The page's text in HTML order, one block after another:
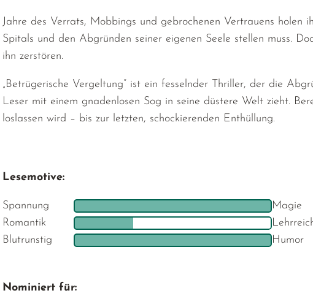
Jahre des Verrats, Mobbings und gebrochenen Vertrauens holen
Spitals und den Abgründen seiner eigenen Seele stellen muss.
ihn zerstören.
„Betrügerische Vergeltung“ ist ein fesselnder Thriller, der die
Leser mit einem gnadenlosen Sog in seine düstere Welt zieht.
loslassen wird – bis zur letzten, schockierenden Enthüllung.
Lesemotive:
Spannung
Magie
Romantik
Blutrunstig
Humor
Nominiert für: